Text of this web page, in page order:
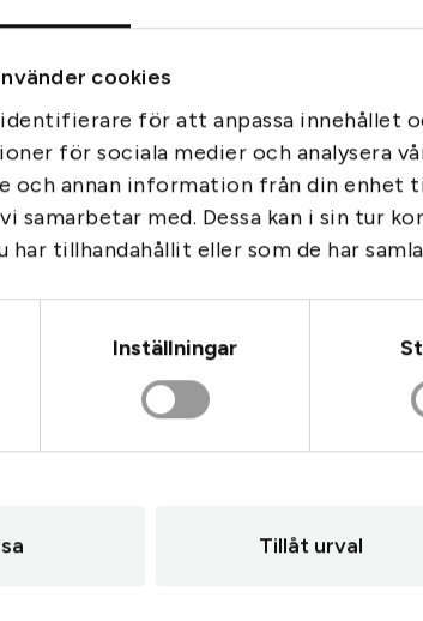
cookies
för att anpassa innehållet
för sociala medier och analysera
och annan information från din enhet
samarbetar med. Dessa kan i sin tur
tillhandahållit eller som de har
Inställningar
Tillåt urval
Blaser
Blaser CDC 8x57 IRS 11g
1 195 kr
I lager